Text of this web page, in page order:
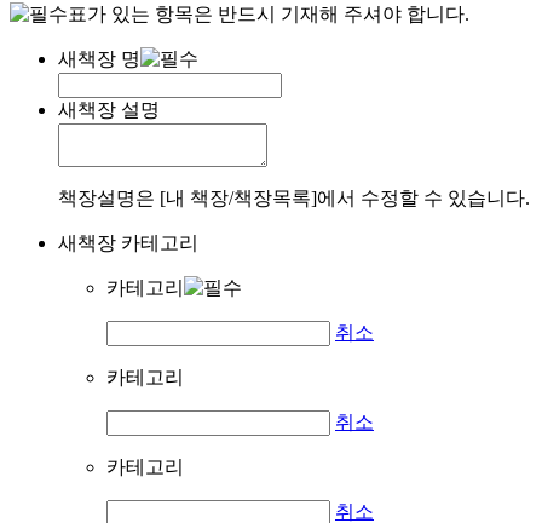
표가 있는 항목은 반드시 기재해 주셔야 합니다.
새책장 명
새책장 설명
책장설명은 [내 책장/책장목록]에서 수정할 수 있습니다.
새책장 카테고리
카테고리
취소
카테고리
취소
카테고리
취소